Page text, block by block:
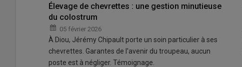
Élevage de chevrettes : une gestion minutieuse
du colostrum
05 février 2026
À Diou, Jérémy Chipault porte un soin particulier à ses
chevrettes. Garantes de l'avenir du troupeau, aucun
poste est à négliger. Témoignage.